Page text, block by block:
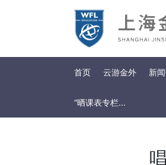
首页 云游金外 新
“晒课表专栏...